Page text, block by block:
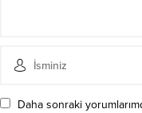
Daha sonraki